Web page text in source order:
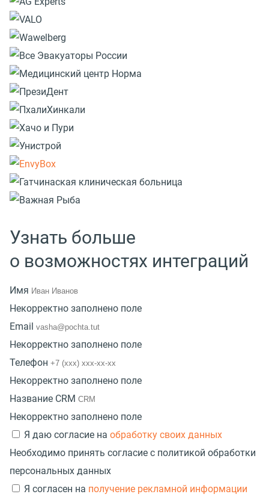
Узнать больше
о возможностях интеграций
Имя
Некорректно заполнено поле
Email
Некорректно заполнено поле
Телефон
Некорректно заполнено поле
Название CRM
Некорректно заполнено поле
Я даю согласие на обработку своих данных
Необходимо принять согласие с политикой обработки
персональных данных
Я согласен на получение рекламной информации